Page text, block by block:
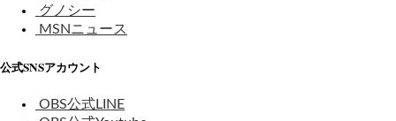
グノシー
MSNニュース
公式SNSアカウント
OBS公式LINE